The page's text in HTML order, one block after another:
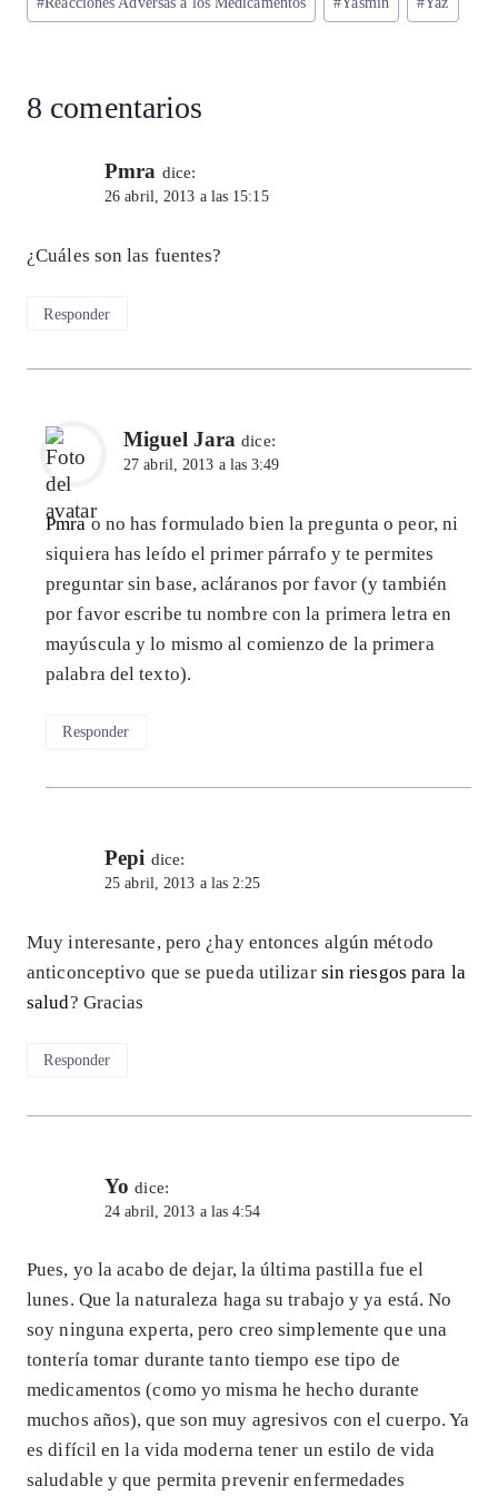
8 comentarios
Pmra dice:
26 abril, 2013 a las 15:15
¿Cuáles son las fuentes?
Responder
Miguel Jara dice:
27 abril, 2013 a las 3:49
Pmrao no has formulado bien la pregunta o peor, ni
siquiera has leído el primer párrafo y te permites
preguntar sin base, acláranos por favor (y también
por favor escribe tu nombre con la primera letra en
mayúscula y lo mismo al comienzo de la primera
palabra del texto).
Responder
Pepi dice:
25 abril, 2013 a las 2:25
Muy interesante, pero ¿hay entonces algún método
anticonceptivo que se pueda utilizar sin riesgos para la
salud? Gracias
Responder
Yo dice:
24 abril, 2013 a las 4:54
Pues, yo la acabo de dejar, la última pastilla fue el
lunes. Que la naturaleza haga su trabajo y ya está. No
soy ninguna experta, pero creo simplemente que una
tontería tomar durante tanto tiempo ese tipo de
medicamentos (como yo misma he hecho durante
muchos años), que son muy agresivos con el cuerpo. Ya
es difícil en la vida moderna tener un estilo de vida
saludable y que permita prevenir enfermedades